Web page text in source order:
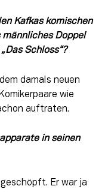
Kafkas komischen
Doppel
Schloss“?
damals neuen
wie
auftraten.
in seinen
Er war ja